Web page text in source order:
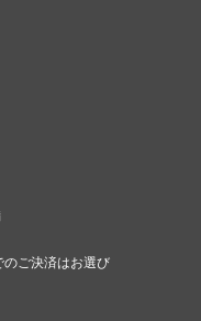
ご決済はお選び